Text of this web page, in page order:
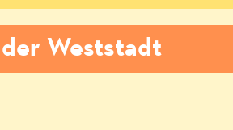
Weststadt